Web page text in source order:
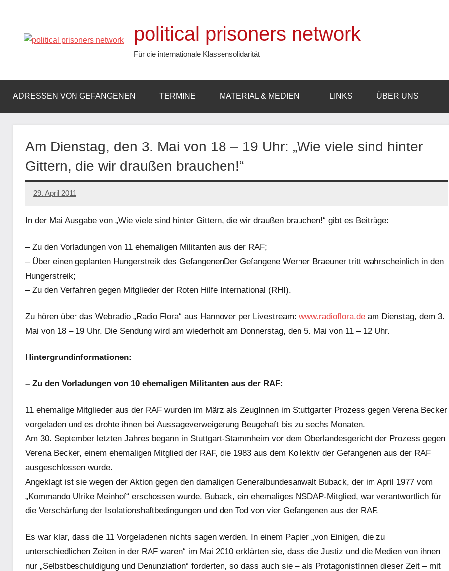
springen
political prisoners network
Für die internationale Klassensolidarität
ADRESSEN VON GEFANGENEN TERMINE MATERIAL & MEDIEN LINKS ÜBER UNS
Am Dienstag, den 3. Mai von 18 – 19 Uhr: „Wie viele sind hinter
Gittern, die wir draußen brauchen!“
29. April 2011
admin
In der Mai Ausgabe von „Wie viele sind hinter Gittern, die wir draußen brauchen!“ gibt es Beiträge:
– Zu den Vorladungen von 11 ehemaligen Militanten aus der RAF;
– Über einen geplanten Hungerstreik des GefangenenDer Gefangene Werner Braeuner tritt wahrscheinlich in den
Hungerstreik;
– Zu den Verfahren gegen Mitglieder der Roten Hilfe International (RHI).
Zu hören über das Webradio „Radio Flora“ aus Hannover per Livestream: www.radioflora.de am Dienstag, dem 3.
Mai von 18 – 19 Uhr. Die Sendung wird am wiederholt am Donnerstag, den 5. Mai von 11 – 12 Uhr.
Hintergrundinformationen:
– Zu den Vorladungen von 10 ehemaligen Militanten aus der RAF:
11 ehemalige Mitglieder aus der RAF wurden im März als ZeugInnen im Stuttgarter Prozess gegen Verena Becker
vorgeladen und es drohte ihnen bei Aussageverweigerung Beugehaft bis zu sechs Monaten.
Am 30. September letzten Jahres begann in Stuttgart-Stammheim vor dem Oberlandesgericht der Prozess gegen
Verena Becker, einem ehemaligen Mitglied der RAF, die 1983 aus dem Kollektiv der Gefangenen aus der RAF
ausgeschlossen wurde.
Angeklagt ist sie wegen der Aktion gegen den damaligen Generalbundesanwalt Buback, der im April 1977 vom
„Kommando Ulrike Meinhof“ erschossen wurde. Buback, ein ehemaliges NSDAP-Mitglied, war verantwortlich für
die Verschärfung der Isolationshaftbedingungen und den Tod von vier Gefangenen aus der RAF.
Es war klar, dass die 11 Vorgeladenen nichts sagen werden. In einem Papier „von Einigen, die zu
unterschiedlichen Zeiten in der RAF waren“ im Mai 2010 erklärten sie, dass die Justiz und die Medien von ihnen
nur „Selbstbeschuldigung und Denunziation“ forderten, so dass auch sie – als ProtagonistInnen dieser Zeit – mit